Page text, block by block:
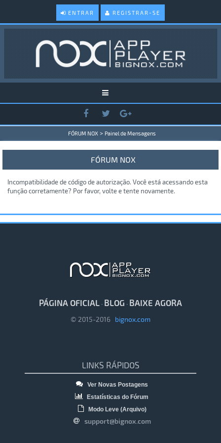
ENTRAR REGISTRAR-SE
FÓRUM NOX > Painel de Mensagens
FÓRUM NOX
Incompatibilidade de código de autorização. Você está acessando esta
função corretamente? Por favor, volte e tente novamente.
PÁGINA OFICIAL · BLOG · BAIXE AGORA
© 2015-2016 bignox.com
LINKS RÁPIDOS
Ver Novas Postagens
Estatísticas do Fórum
Modo Leve (Arquivo)
support@bignox.com